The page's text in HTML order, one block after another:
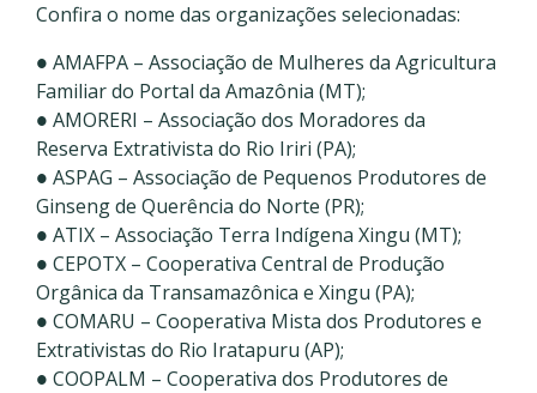
Confira o nome das organizações selecionadas:
● AMAFPA – Associação de Mulheres da Agricultura
Familiar do Portal da Amazônia (MT);
● AMORERI – Associação dos Moradores da
Reserva Extrativista do Rio Iriri (PA);
● ASPAG – Associação de Pequenos Produtores de
Ginseng de Querência do Norte (PR);
● ATIX – Associação Terra Indígena Xingu (MT);
● CEPOTX – Cooperativa Central de Produção
Orgânica da Transamazônica e Xingu (PA);
● COMARU – Cooperativa Mista dos Produtores e
Extrativistas do Rio Iratapuru (AP);
● COOPALM – Cooperativa dos Produtores de